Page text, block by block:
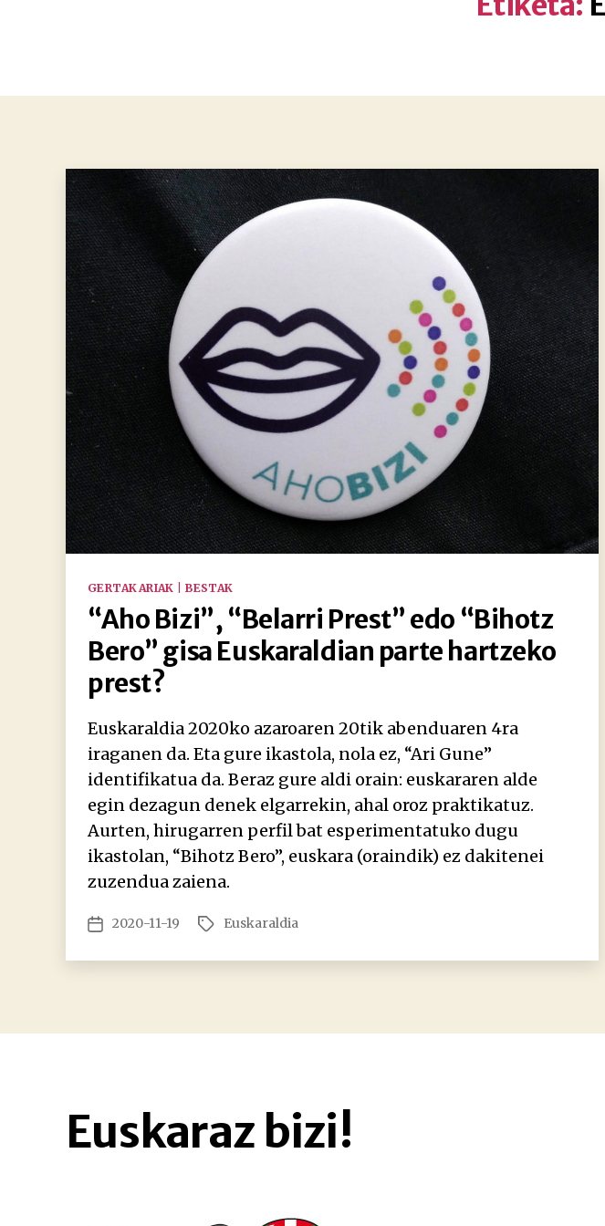
Kategoriak
GERTAKARIAK | BESTAK
“Aho Bizi”, “Belarri Prest” edo “Bihotz
Bero” gisa Euskaraldian parte hartzeko
prest?
Euskaraldia 2020ko azaroaren 20tik abenduaren 4ra
iraganen da. Eta gure ikastola, nola ez, “Ari Gune”
identifikatua da. Beraz gure aldi orain: euskararen alde
egin dezagun denek elgarrekin, ahal oroz praktikatuz.
Aurten, hirugarren perfil bat esperimentatuko dugu
ikastolan, “Bihotz Bero”, euskara (oraindik) ez dakitenei
zuzendua zaiena.
Argitalpenaren
2020-11-19 EtiketakEuskaraldia
Euskaraz bizi!